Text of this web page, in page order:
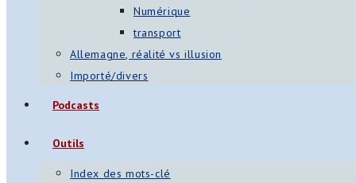
Numérique
transport
Allemagne, réalité vs illusion
Importé/divers
Podcasts
Outils
Index des mots-clé